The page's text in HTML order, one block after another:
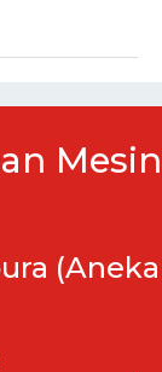
Mesin
(Aneka